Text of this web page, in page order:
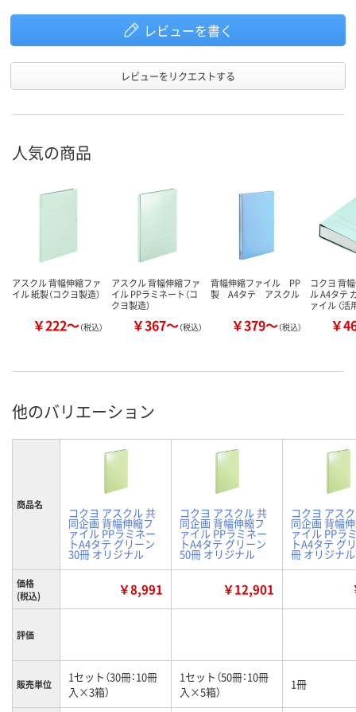
レビューを書く
レビューをリクエストする
人気の商品
アスクル 背幅伸縮ファ
イル 紙製（コクヨ製造）
￥222～（税込）
アスクル 背幅伸縮ファ
イル PPラミネート（コ
クヨ製造）
￥367～（税込）
背幅伸縮ファイル PP
製 A4タテ アスクル
￥379～（税込）
コクヨ 背
ル A4タテ
ァイル （
￥
他のバリエーション
商品名
コクヨ アスクル 共
同企画 背幅伸縮フ
ァイル PPラミネー
トA4タテ グリーン
30冊 オリジナル
コクヨ アスクル 共
同企画 背幅伸縮フ
ァイル PPラミネー
トA4タテ グリーン
50冊 オリジナル
コクヨ アス
同企画 背幅
ァイル PPラ
トA4タテ グ
冊 オリジナル
価格
(税込)
￥8,991 ￥12,901
評価
販売単位
1セット（30冊：10冊
入×3箱）
1セット（50冊：10冊
入×5箱）
1冊